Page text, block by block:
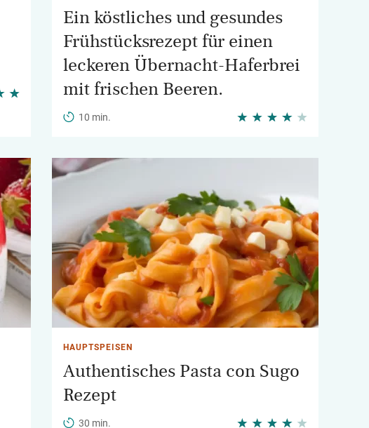
Ein köstliches und gesundes
Frühstücksrezept für einen
leckeren Übernacht-Haferbrei
mit frischen Beeren.
10 min.
HAUPTSPEISEN
Authentisches Pasta con Sugo
Rezept
30 min.